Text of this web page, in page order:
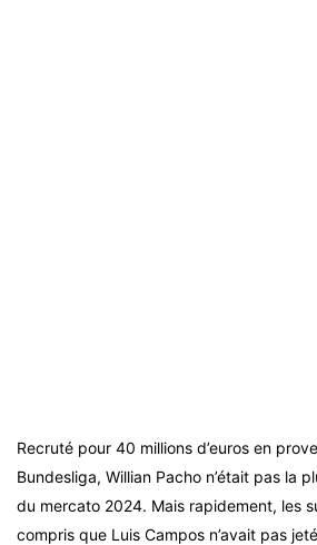
Recruté pour 40 millions d’euros en
Bundesliga, Willian Pacho n’était pas la
du mercato 2024. Mais rapidement, les
compris que Luis Campos n’avait pas